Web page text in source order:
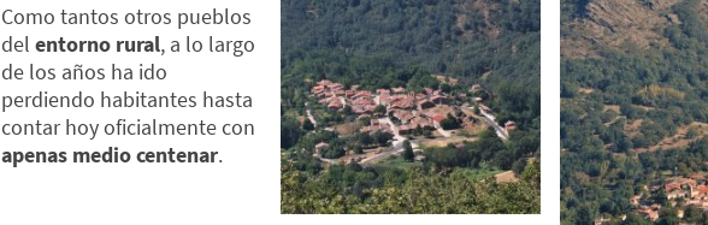
Como tantos otros pueblos
del entorno rural, a lo largo
de los años ha ido
perdiendo habitantes hasta
contar hoy oficialmente con
apenas medio centenar.